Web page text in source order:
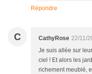
Répondre
C CathyRose 22/11/
Je suis allée sur
ciel ! Et alors les
richement meublé,